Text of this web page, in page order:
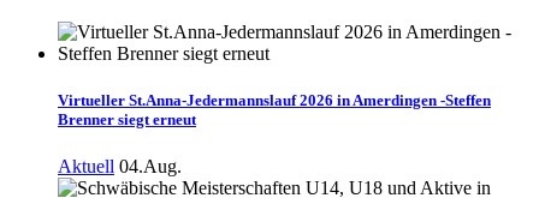
Virtueller St.Anna-Jedermannslauf 2026 in Amerdingen -Steffen
Brenner siegt erneut
Aktuell 04.Aug.